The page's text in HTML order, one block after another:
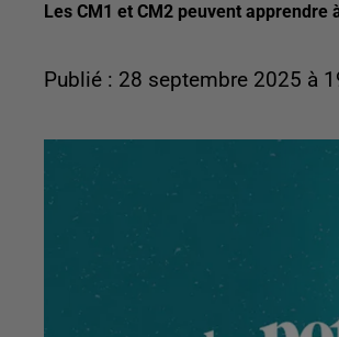
Les CM1 et CM2 peuvent apprendre
Publié : 28 septembre 2025 à